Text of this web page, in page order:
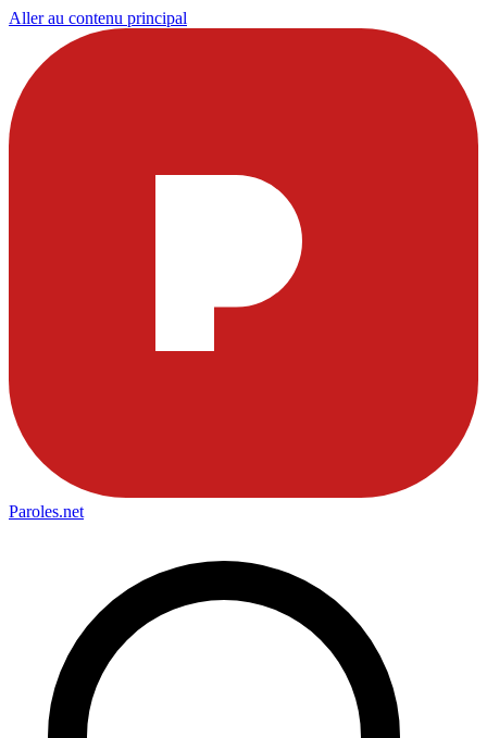
Aller au contenu principal
Paroles.net